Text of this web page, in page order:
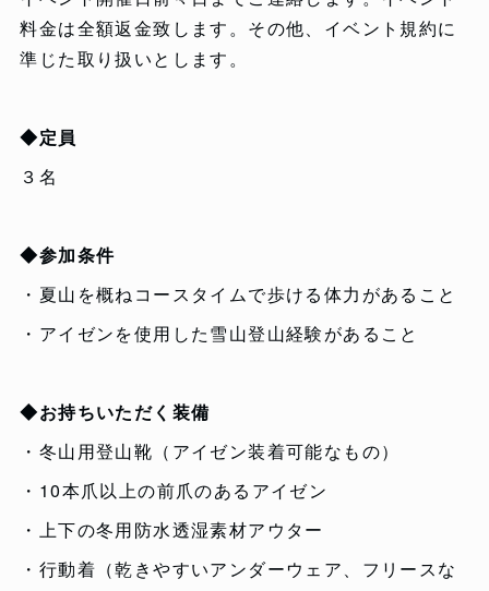
料金は全額返金致します。その他、イベント規約に
準じた取り扱いとします。
◆定員
３名
◆参加条件
・夏山を概ねコースタイムで歩ける体力があること
・アイゼンを使用した雪山登山経験があること
◆お持ちいただく装備
・冬山用登山靴（アイゼン装着可能なもの）
・10本爪以上の前爪のあるアイゼン
・上下の冬用防水透湿素材アウター
・行動着（乾きやすいアンダーウェア、フリースな